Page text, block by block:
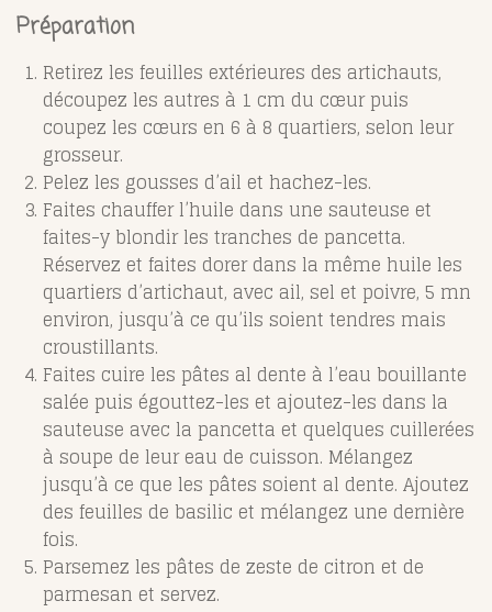
Préparation
Retirez les feuilles extérieures des artichauts,
découpez les autres à 1 cm du cœur puis
coupez les cœurs en 6 à 8 quartiers, selon leur
grosseur.
Pelez les gousses d’ail et hachez-les.
Faites chauffer l’huile dans une sauteuse et
faites-y blondir les tranches de pancetta.
Réservez et faites dorer dans la même huile les
quartiers d’artichaut, avec ail, sel et poivre, 5 mn
environ, jusqu’à ce qu’ils soient tendres mais
croustillants.
Faites cuire les pâtes al dente à l’eau bouillante
salée puis égouttez-les et ajoutez-les dans la
sauteuse avec la pancetta et quelques cuillerées
à soupe de leur eau de cuisson. Mélangez
jusqu’à ce que les pâtes soient al dente. Ajoutez
des feuilles de basilic et mélangez une dernière
fois.
Parsemez les pâtes de zeste de citron et de
parmesan et servez.